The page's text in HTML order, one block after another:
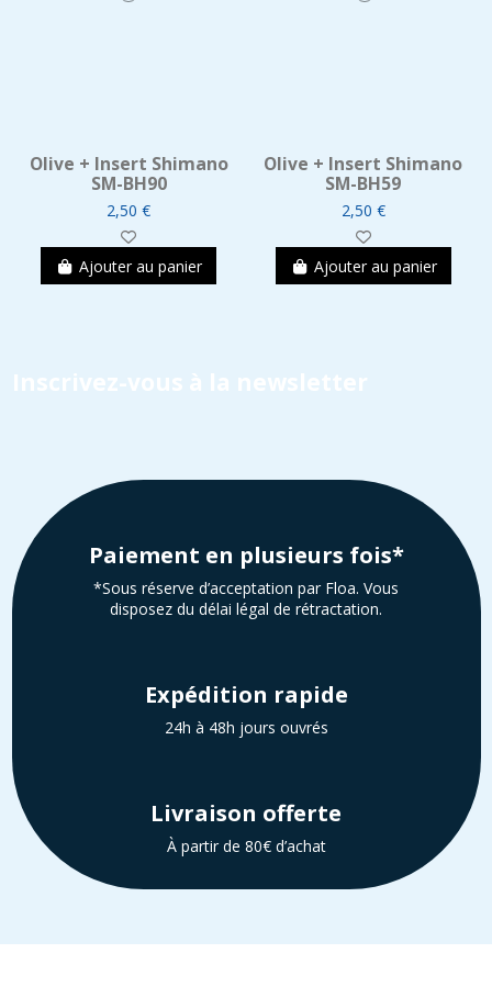
Olive + Insert Shimano
SM-BH90
2,50 €
Ajouter au panier
Olive + Insert Shimano
SM-BH59
2,50 €
Ajouter au panier
Inscrivez-vous à la newsletter
Paiement en plusieurs fois*
*Sous réserve d’acceptation par Floa. Vous
disposez du délai légal de rétractation.
Expédition rapide
24h à 48h jours ouvrés
Livraison offerte
À partir de 80€ d’achat